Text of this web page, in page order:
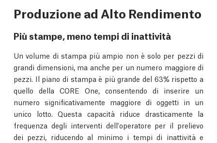
Produzione ad Alto Rendimento
Più stampe, meno tempi di inattività
Un volume di stampa più ampio non è solo per pezzi di
grandi dimensioni, ma anche per un numero maggiore di
pezzi. Il piano di stampa è più grande del 63% rispetto a
quello della CORE One, consentendo di inserire un
numero significativamente maggiore di oggetti in un
unico lotto. Questa capacità riduce drasticamente la
frequenza degli interventi dell'operatore per il prelievo
dei pezzi, riducendo al minimo i tempi di inattività e